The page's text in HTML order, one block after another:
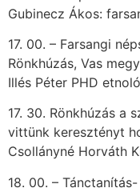
Gubinecz Ákos:
17. 00. – Farsangi
Rönkhúzás, Vas
Illés Péter PHD
17. 30. Rönkhúzás a
vittünk keresztényt
Csollányné Horváth
18. 00. – Tánctanítás-